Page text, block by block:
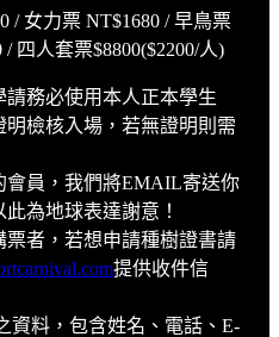
力票 NT$1680 / 早鳥票
四人套票$8800($2200/人)
請務必使用本人正本學生
明檢核入場，若無證明則需
會員，我們將EMAIL寄送你
為地球表達謝意！
票者，若想申請種樹證書請
提供收件信
資料，包含姓名、電話、E-